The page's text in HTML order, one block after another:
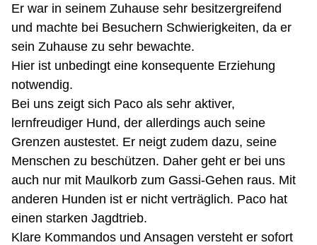
Er war in seinem Zuhause sehr besitzergreifend
und machte bei Besuchern Schwierigkeiten, da er
sein Zuhause zu sehr bewachte.
Hier ist unbedingt eine konsequente Erziehung
notwendig.
Bei uns zeigt sich Paco als sehr aktiver,
lernfreudiger Hund, der allerdings auch seine
Grenzen austestet. Er neigt zudem dazu, seine
Menschen zu beschützen. Daher geht er bei uns
auch nur mit Maulkorb zum Gassi-Gehen raus. Mit
anderen Hunden ist er nicht verträglich. Paco hat
einen starken Jagdtrieb.
Klare Kommandos und Ansagen versteht er sofort